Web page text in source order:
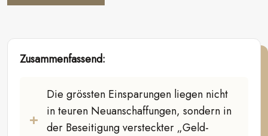
Zusammenfassend:
Die grössten Einsparungen liegen nicht
in teuren Neuanschaffungen, sondern in
der Beseitigung versteckter „Geld-